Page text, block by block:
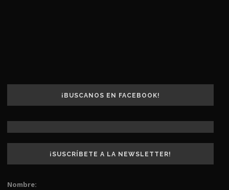
¡BUSCANOS EN FACEBOOK!
¡SUSCRÍBETE A LA NEWSLETTER!
Nombre: